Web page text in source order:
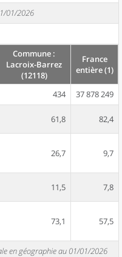
01/2026
Commune :
Lacroix-Barrez
(12118)
France
entière (1)
434
37 878 249
61,8 82,4
26,7 9,7
11,5 7,8
73,1 57,5
en géographie au 01/01/2026